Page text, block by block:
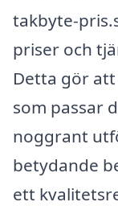
takbyte-
priser och
Detta gör
som passar
noggrant
betydande
ett